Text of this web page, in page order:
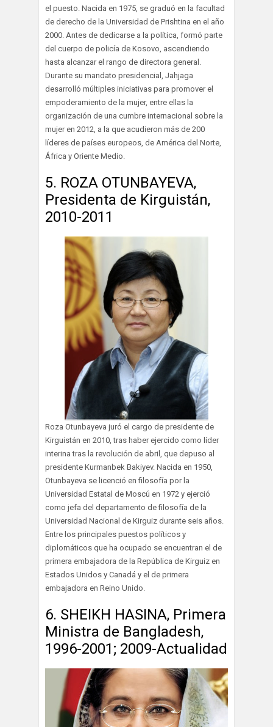
el puesto. Nacida en 1975, se graduó en la facultad
de derecho de la Universidad de Prishtina en el año
2000. Antes de dedicarse a la política, formó parte
del cuerpo de policía de Kosovo, ascendiendo
hasta alcanzar el rango de directora general.
Durante su mandato presidencial, Jahjaga
desarrolló múltiples iniciativas para promover el
empoderamiento de la mujer, entre ellas la
organización de una cumbre internacional sobre la
mujer en 2012, a la que acudieron más de 200
líderes de países europeos, de América del Norte,
África y Oriente Medio.
5. ROZA OTUNBAYEVA,
Presidenta de Kirguistán,
2010-2011
Roza Otunbayeva juró el cargo de presidente de
Kirguistán en 2010, tras haber ejercido como líder
interina tras la revolución de abril, que depuso al
presidente Kurmanbek Bakiyev. Nacida en 1950,
Otunbayeva se licenció en filosofía por la
Universidad Estatal de Moscú en 1972 y ejerció
como jefa del departamento de filosofía de la
Universidad Nacional de Kirguiz durante seis años.
Entre los principales puestos políticos y
diplomáticos que ha ocupado se encuentran el de
primera embajadora de la República de Kirguiz en
Estados Unidos y Canadá y el de primera
embajadora en Reino Unido.
6. SHEIKH HASINA, Primera
Ministra de Bangladesh,
1996-2001; 2009-Actualidad